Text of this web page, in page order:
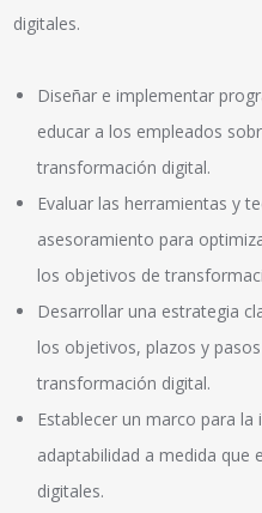
digitales.
Diseñar e implementar
educar a los empleados
transformación digital.
Evaluar las herramientas y
asesoramiento para
los objetivos de
Desarrollar una estrategia
los objetivos, plazos y
transformación digital.
Establecer un marco para
adaptabilidad a medida que
digitales.